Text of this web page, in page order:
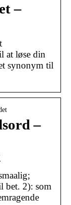
–
at løse din
synonym til
–
bet. 2): som